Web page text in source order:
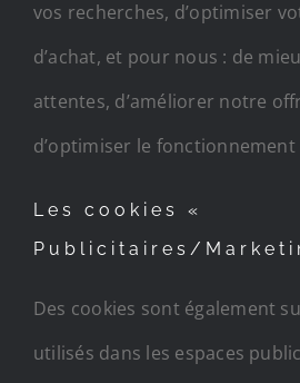
vos recherches, d’optimiser
d’achat, et pour nous : de
attentes, d’améliorer notre
d’optimiser le
Les cookies «
Publicitaires/
Des cookies sont également
utilisés dans les espaces